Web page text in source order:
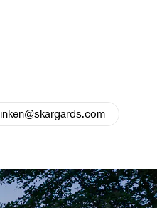
inken@skargards.com